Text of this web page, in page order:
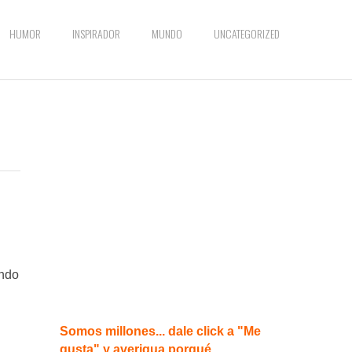
HUMOR INSPIRADOR MUNDO UNCATEGORIZED
Somos millones... dale click a "Me
gusta" y averigua porqué